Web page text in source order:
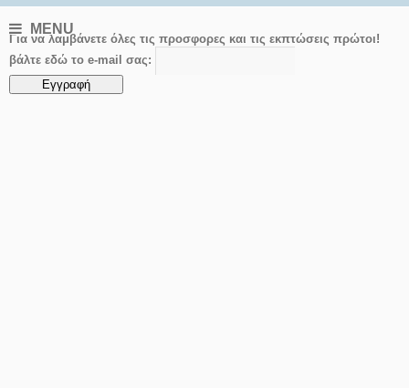
MENU
Για να λαμβάνετε όλες τις προσφορες και τις εκπτώσεις πρώτοι!
βάλτε εδώ το e-mail σας: